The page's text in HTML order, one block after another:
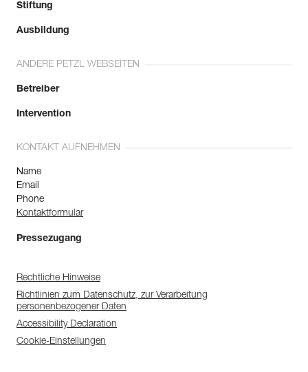
Stiftung
Ausbildung
ANDERE PETZL WEBSEITEN
Betreiber
Intervention
KONTAKT AUFNEHMEN
Name
Email
Phone
Kontaktformular
Pressezugang
Rechtliche Hinweise
Richtlinien zum Datenschutz, zur Verarbeitung
personenbezogener Daten
Accessibility Declaration
Cookie-Einstellungen